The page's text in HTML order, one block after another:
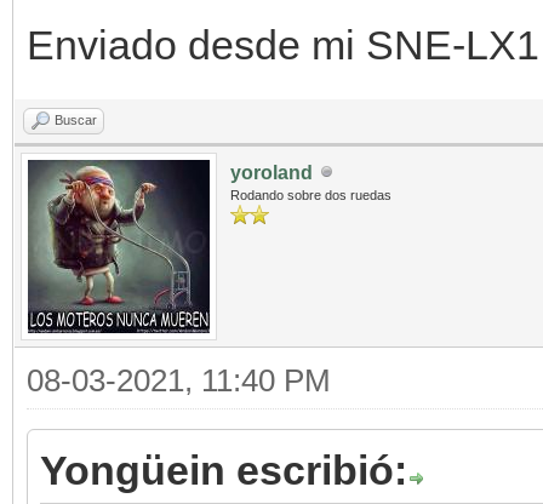
Enviado desde mi SNE-
Buscar
yoroland
Rodando sobre dos ruedas
08-03-2021, 11:40 PM
Yongüein escribió: